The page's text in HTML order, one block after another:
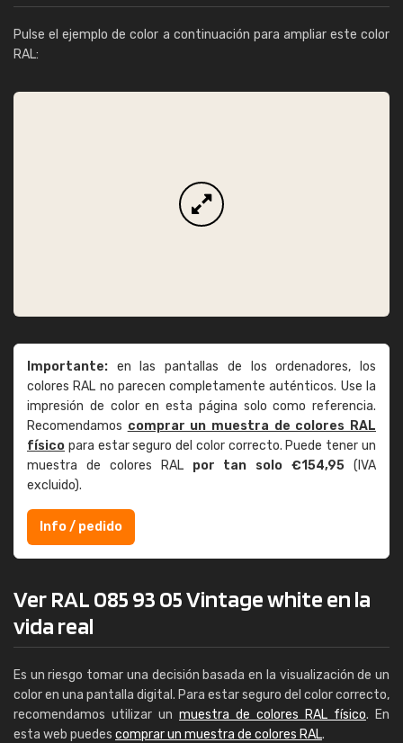
Pulse el ejemplo de color a continuación para ampliar este color
RAL:
Importante: en las pantallas de los ordenadores, los
colores RAL no parecen completamente auténticos. Use la
impresión de color en esta página solo como referencia.
Recomendamos comprar un muestra de colores RAL
físico para estar seguro del color correcto. Puede tener un
muestra de colores RAL por tan solo €154,95 (IVA
excluido).
Info / pedido
Ver RAL 085 93 05 Vintage white en la
vida real
Es un riesgo tomar una decisión basada en la visualización de un
color en una pantalla digital. Para estar seguro del color correcto,
recomendamos utilizar un muestra de colores RAL físico. En
esta web puedes comprar un muestra de colores RAL.